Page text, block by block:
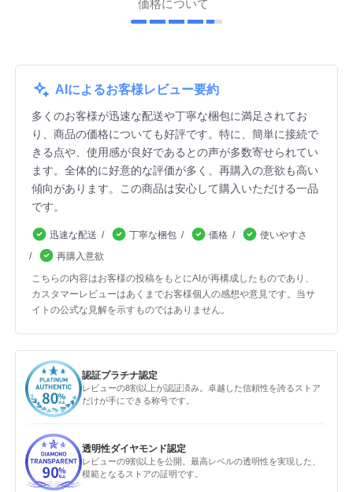
価格について
AIによるお客様レビュー要約
多くのお客様が迅速な配送や丁寧な梱包に満足されてお
り、商品の価格についても好評です。特に、簡単に接続で
きる点や、使用感が良好であるとの声が多数寄せられてい
ます。全体的に好意的な評価が多く、再購入の意欲も高い
傾向があります。この商品は安心して購入いただける一品
です。
迅速な配送 丁寧な梱包 価格
使いやすさ
再購入意欲
こちらの内容はお客様の投稿をもとにAIが再構成したものであり、
カスタマーレビューはあくまでお客様個人の感想や意見です。当サ
イトの公式な見解を示すものではありません。
認証プラチナ認定
レビューの8割以上が認証済み。卓越した信頼性を誇るストア
だけが手にできる称号です。
透明性ダイヤモンド認定
レビューの9割以上を公開。最高レベルの透明性を実現した、
模範となるストアの証明です。